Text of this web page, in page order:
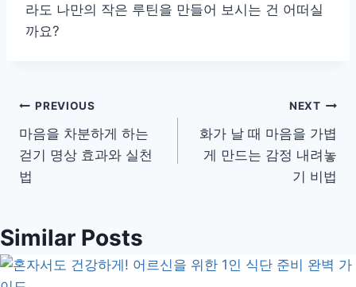
라도 나만의 작은 루틴을 만들어 보시는 건 어떠실
까요?
글
탐
색
PREVIOUS
마음을 차분하게 하는
걷기 명상 효과와 실천
법
NEXT
화가 날 때 마음을 가볍
게 만드는 감정 내려놓
기 비법
Similar Posts